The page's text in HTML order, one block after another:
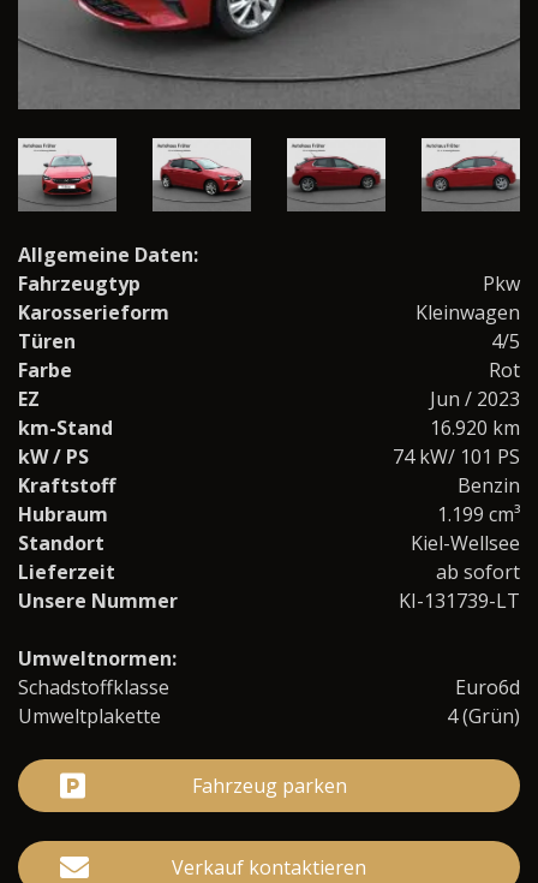
Allgemeine Daten:
Fahrzeugtyp
Pkw
Karosserieform
Kleinwagen
Türen
4/5
Farbe
Rot
EZ
Jun / 2023
km-Stand
16.920 km
kW / PS
74 kW/ 101 PS
Kraftstoff
Benzin
Hubraum
1.199 cm³
Standort
Kiel-Wellsee
Lieferzeit
ab sofort
Unsere Nummer
KI-131739-LT
Umweltnormen:
Schadstoffklasse
Euro6d
Umweltplakette
4 (Grün)
Fahrzeug parken
Verkauf kontaktieren